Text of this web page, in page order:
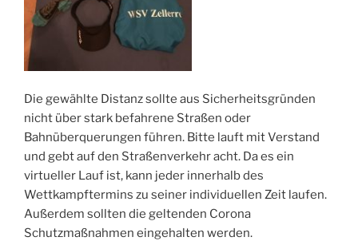
Die gewählte Distanz sollte aus Sicherheitsgründen
nicht über stark befahrene Straßen oder
Bahnüberquerungen führen. Bitte lauft mit Verstand
und gebt auf den Straßenverkehr acht. Da es ein
virtueller Lauf ist, kann jeder innerhalb des
Wettkampftermins zu seiner individuellen Zeit laufen.
Außerdem sollten die geltenden Corona
Schutzmaßnahmen eingehalten werden.